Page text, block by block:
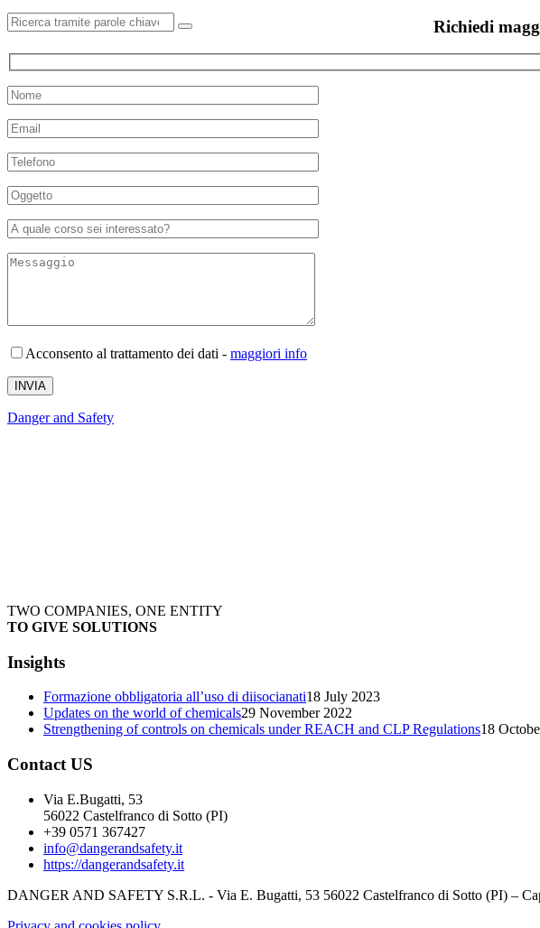
Richiedi
Acconsento al trattamento dei dati - maggiori info
Author
Danger and Safety
TWO COMPANIES, ONE ENTITY
TO GIVE SOLUTIONS
Insights
Formazione obbligatoria all’uso di diisocianati18 July 2023
Updates on the world of chemicals29 November 2022
Strengthening of controls on chemicals under REACH and CLP Regulations18
Contact US
Via E.Bugatti, 53
56022 Castelfranco di Sotto (PI)
+39 0571 367427
info@dangerandsafety.it
https://dangerandsafety.it
DANGER AND SAFETY S.R.L. - Via E. Bugatti, 53 56022 Castelfranco di Sotto (PI) –